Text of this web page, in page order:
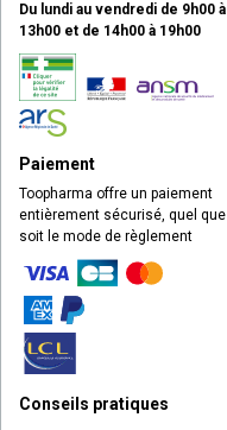
Du lundi au vendredi de 9h00 à
13h00 et de 14h00 à 19h00
Paiement
Toopharma offre un paiement
entièrement sécurisé, quel que
soit le mode de règlement
Conseils pratiques